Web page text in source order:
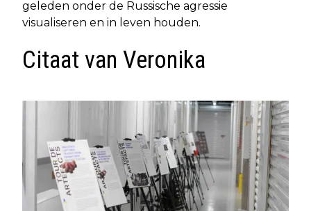
geleden onder de Russische agressie
visualiseren en in leven houden.
Citaat van Veronika